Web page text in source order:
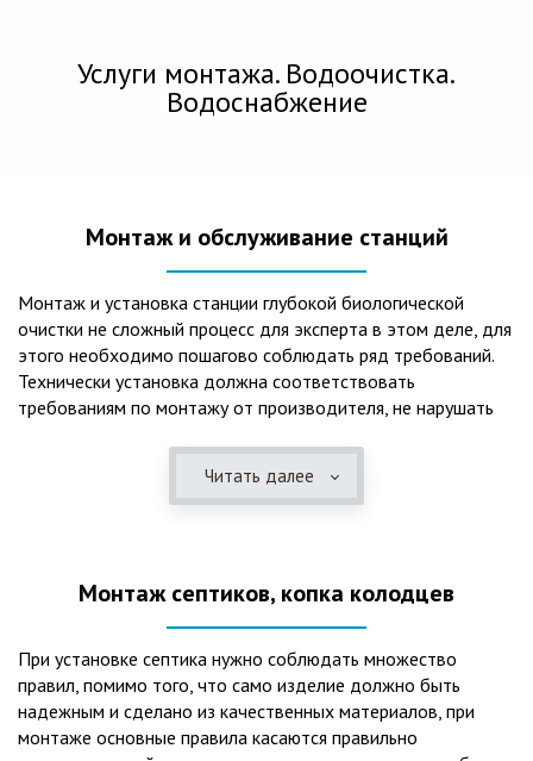
Услуги монтажа. Водоочистка.
Водоснабжение
Монтаж и обслуживание станций
Монтаж и установка станции глубокой биологической
очистки не сложный процесс для эксперта в этом деле, для
этого необходимо пошагово соблюдать ряд требований.
Технически установка должна соответствовать
требованиям по монтажу от производителя, не нарушать
представления о требованиях ПУЭ, ведь не качественный
монтаж может привезти не только к выходу из строя
вод – самый эффективный способ из всех существующих
оборудования вода может применяться для хозяйственных
нужд и полива огорода, а остатки ила при чистке могут
стать эффективным удобрением. Нет необходимости
тратить средства на ассенизаторскую машину. Системы
Читать далее
Монтаж септиков, копка колодцев
При установке септика нужно соблюдать множество
правил, помимо того, что само изделие должно быть
надежным и сделано из качественных материалов, при
монтаже основные правила касаются правильно